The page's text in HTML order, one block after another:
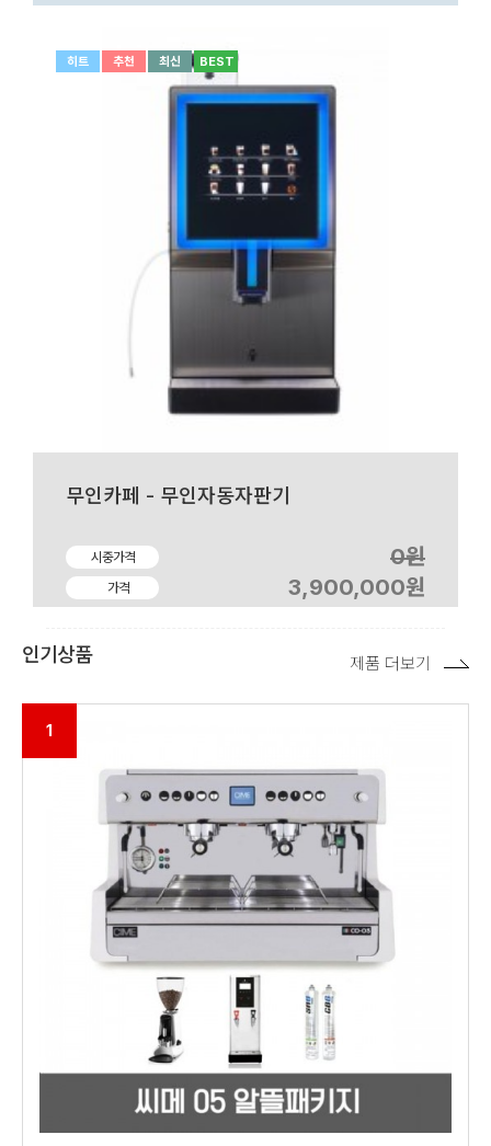
무인카페 - 무인자동자판기
시중가격 0원
가격 3,900,000원
히트 추천 최신 BEST
인기상품
1
제품 더보기